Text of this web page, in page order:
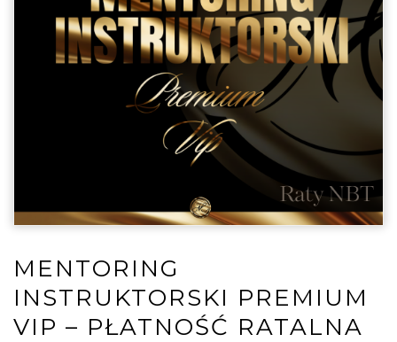
MENTORING
INSTRUKTORSKI PREMIUM
VIP – PŁATNOŚĆ RATALNA